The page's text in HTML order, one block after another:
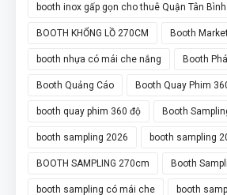
booth inox gấp gọn cho thuê Quận Tân Bình
BOOTH KHỔNG LỒ 270CM Booth
booth nhựa có mái che nắng Booth
Booth Quảng Cáo Booth Quay Phim
booth quay phim 360 độ Booth
booth sampling 2026 booth sampling
BOOTH SAMPLING 270cm Booth
booth sampling có mái che booth